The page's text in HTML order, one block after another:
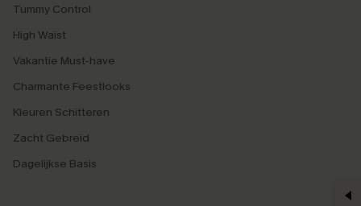
Tummy Control
High Waist
Vakantie Must-have
Charmante Feestlooks
Kleuren Schitteren
Zacht Gebreid
Dagelijkse Basis